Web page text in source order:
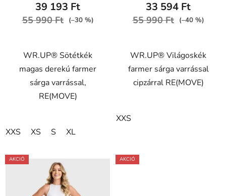
39 193 Ft
55 990 Ft (–30 %)
WR.UP® Sötétkék
magas derekú farmer
sárga varrással,
RE(MOVE)
XXS XS S XL
33 594 Ft
55 990 Ft (–40 %)
WR.UP® Világoskék
farmer sárga varrással
cipzárral RE(MOVE)
XXS
AKCIÓ AKCIÓ